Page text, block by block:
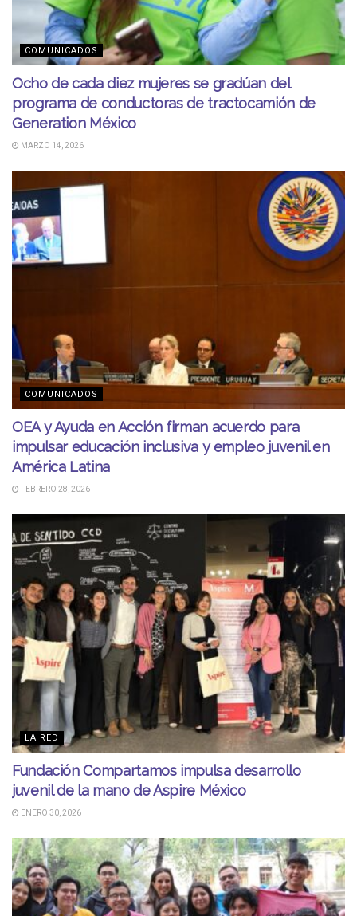
COMUNICADOS
Ocho de cada diez mujeres se gradúan del
programa de conductoras de tractocamión de
Generation México
MARZO 14, 2026
COMUNICADOS
OEA y Ayuda en Acción firman acuerdo para
impulsar educación inclusiva y empleo juvenil en
América Latina
FEBRERO 28, 2026
LA RED
Fundación Compartamos impulsa desarrollo
juvenil de la mano de Aspire México
ENERO 30, 2026